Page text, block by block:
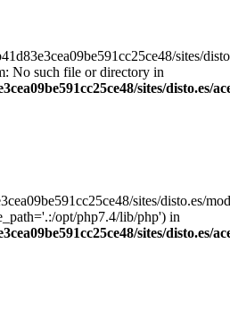
sites/
No such file or directory in
sites/disto.es/
sites/disto.es/
opt/php7.4/lib/php') in
sites/disto.es/